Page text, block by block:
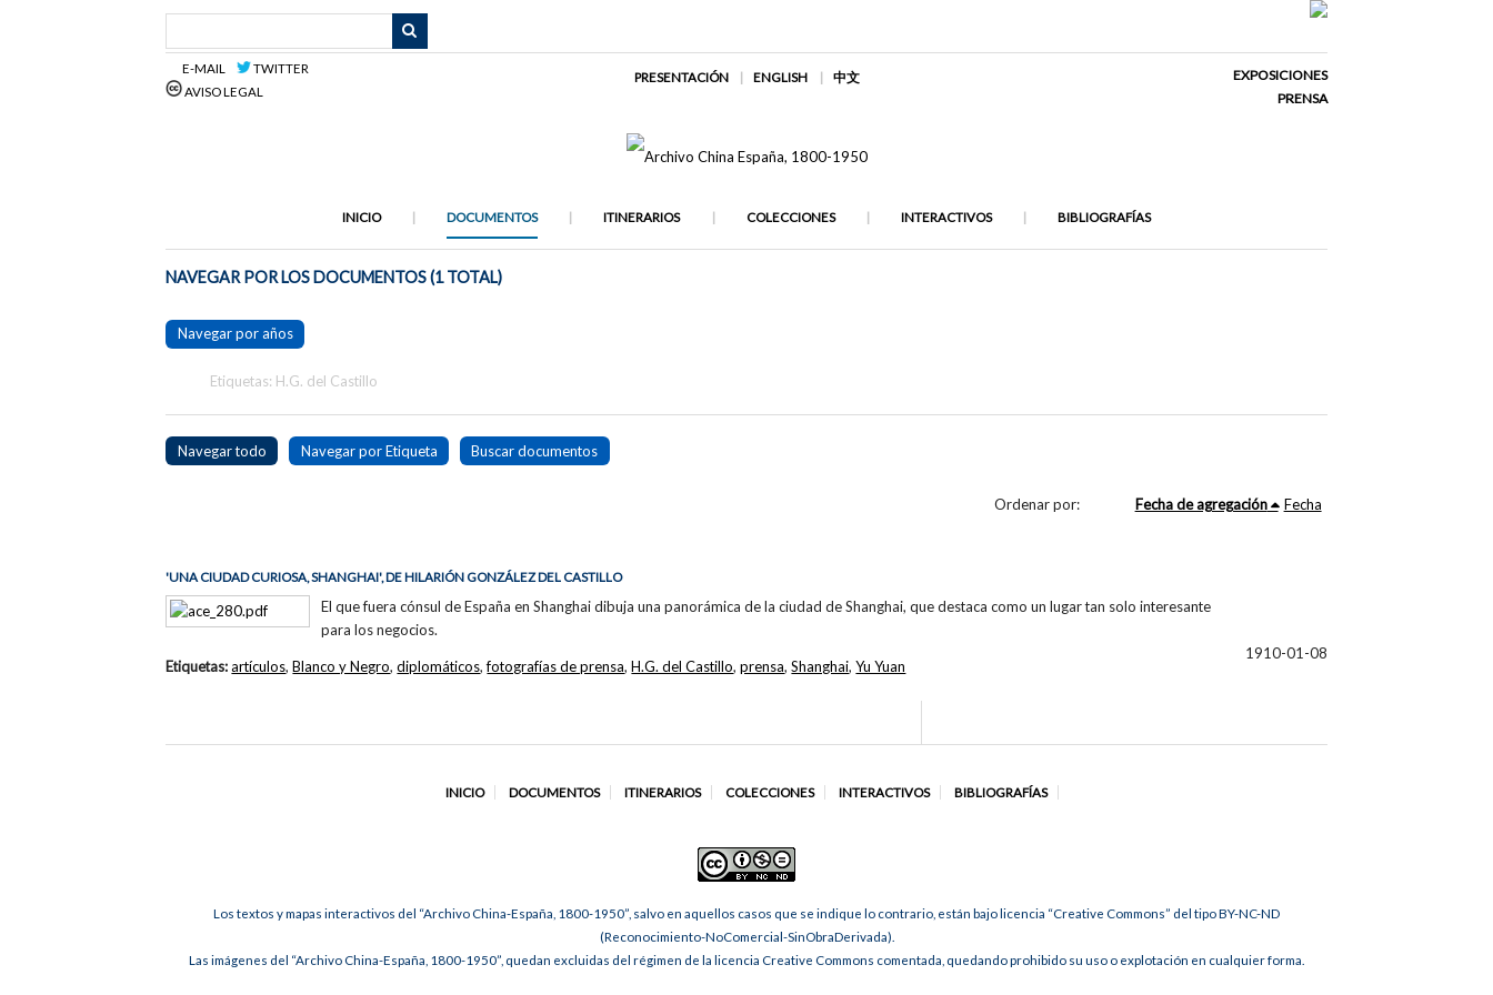
E-MAIL
TWITTER
AVISO LEGAL
PRESENTACIÓN ENGLISH 中文
EXPOSICIONES
PRENSA
INICIO DOCUMENTOS ITINERARIOS COLECCIONES INTERACTIVOS BIBLIOGRAFÍAS
NAVEGAR POR LOS DOCUMENTOS (1 TOTAL)
Navegar por años
Etiquetas: H.G. del Castillo
Navegar todo Navegar por Etiqueta Buscar documentos
Ordenar por: Fecha de agregación Fecha
'UNA CIUDAD CURIOSA, SHANGHAI', DE HILARIÓN GONZÁLEZ DEL CASTILLO
El que fuera cónsul de España en Shanghai dibuja una panorámica de la ciudad de Shanghai, que destaca como un lugar tan solo interesante
para los negocios.
1910-01-08
Etiquetas:artículos,Blanco y Negro,diplomáticos,fotografías de prensa,H.G. del Castillo,prensa,Shanghai,Yu Yuan
INICIO DOCUMENTOS ITINERARIOS COLECCIONES INTERACTIVOS BIBLIOGRAFÍAS
Los textos y mapas interactivos del “Archivo China-España, 1800-1950”, salvo en aquellos casos que se indique lo contrario, están bajo licencia “Creative Commons” del tipo BY-NC-ND
(Reconocimiento-NoComercial-SinObraDerivada).
Las imágenes del “Archivo China-España, 1800-1950”, quedan excluidas del régimen de la licencia Creative Commons comentada, quedando prohibido su uso o explotación en cualquier forma.